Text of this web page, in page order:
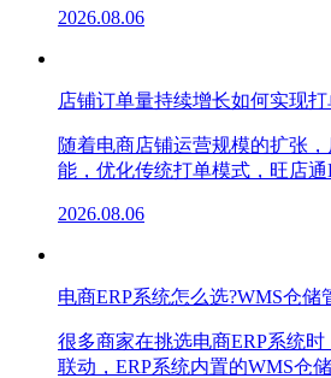
2026.08.06
店铺订单量持续增长如何实现
随着电商店铺运营规模的扩张
能，优化传统打单模式，旺店
2026.08.06
电商ERP系统怎么选?WMS仓储
很多商家在挑选电商ERP系统
联动，ERP系统内置的WMS仓